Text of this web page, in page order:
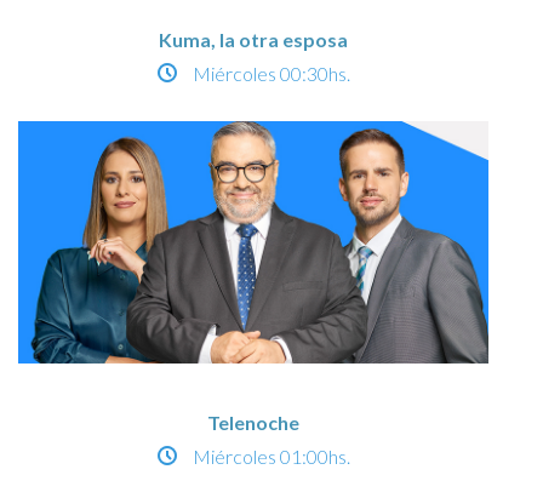
Kuma, la otra esposa
Miércoles 00:30hs.
Telenoche
Miércoles 01:00hs.